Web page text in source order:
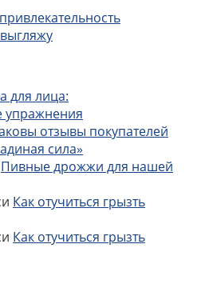
для лица:
отзывы покупателей
сила»
Пивные дрожжи для нашей
Как отучиться грызть
Как отучиться грызть